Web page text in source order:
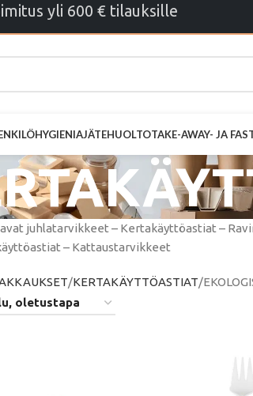
yli 600 € tilauksille
JÄTEHUOLTOTAKE-AWAY- JA
juhlatarvikkeet – Kertakäyttöastiat –
– Kattaustarvikkeet
KERTAKÄYTTÖASTIAT